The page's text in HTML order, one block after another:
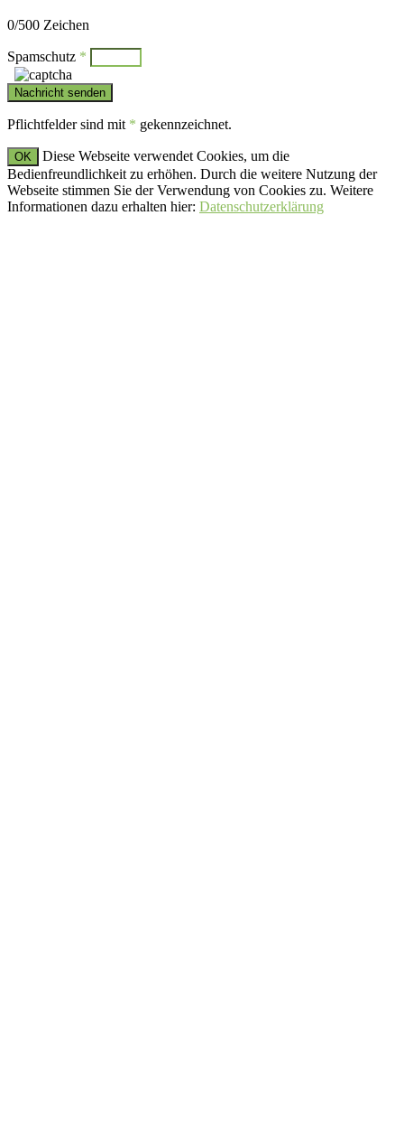
0/500 Zeichen
Spamschutz *
Pflichtfelder sind mit * gekennzeichnet.
OK
Diese Webseite verwendet Cookies, um die
Bedienfreundlichkeit zu erhöhen. Durch die weitere Nutzung der
Webseite stimmen Sie der Verwendung von Cookies zu. Weitere
Informationen dazu erhalten hier: Datenschutzerklärung